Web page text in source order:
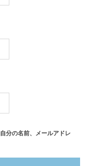
分の名前、メールアドレ